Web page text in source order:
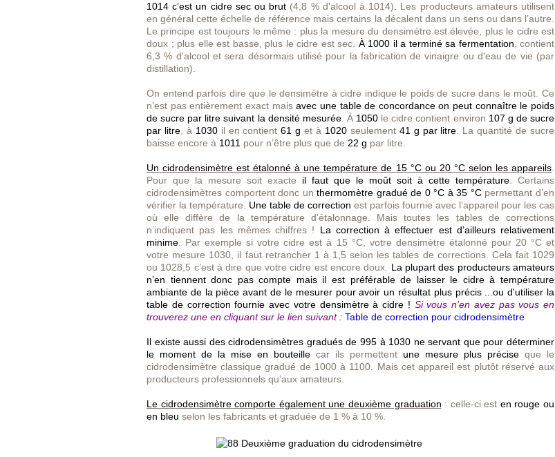
1014 c’est un cidre sec ou brut (4,8 % d'alcool à 1014)
Les producteurs amateurs utilisent
en général cette échelle de référence mais certains la décalent dans un sens ou dans l’autre.
Le principe est toujours le même : plus la mesure du densimètre est élevée, plus le cidre est
doux ; plus elle est basse, plus le cidre est sec. À 1000 il a terminé sa fermentation , contient
6,3 % d'alcool et sera désormais utilisé pour la fabrication de vinaigre ou d'eau de vie (par
distillation).
On entend parfois dire que le densimètre à cidre indique le poids de sucre dans le moût. Ce
n’est pas entièrement exact maisavec une table de concordance on peut connaître le poids
de sucre par litre suivant la densité mesurée. À 1050 le cidre contient environ 107 g de sucre
par litre, à 1030il en contient61 g et à 1020seulement 41 g par litre . La quantité de sucre
baisse encore à 1011 pour n’être plus que de 22 g par litre.
Un cidrodensimètre est étalonné à une température de 15 °C ou 20 °C selon les appareils
Pour que la mesure soit exacte il faut que le moût soit à cette température . Certains
cidrodensimètres comportent donc unthermomètre gradué de 0 °C à 35 °Cpermettant d’en
vérifier la température. Une table de correction est parfois fournie avec l’appareil pour les cas
où elle diffère de la température d’étalonnage. Mais toutes les tables de corrections
n’indiquent pas les mêmes chiffres ! La correction à effectuer est d’ailleurs relativement
minime . Par exemple si votre cidre est à 15 °C, votre densimètre étalonné pour 20 °C et
votre mesure 1030, il faut retrancher 1 à 1,5 selon les tables de corrections. Cela fait 1029
ou 1028,5 c’est à dire que votre cidre est encore doux. La plupart des producteurs amateurs
n’en tiennent donc pas compte mais il est préférable de laisser le cidre à température
ambiante de la pièce avant de le mesurer pour avoir un résultat plus précis ...ou d'utiliser la
table de correction fournie avec votre densimètre à cidre ! Si vous n'en avez pas vous en
trouverez une en cliquant sur le lien suivant : Table de correction pour cidrodensimètre
Il existe aussi des cidrodensimètres gradués de 995 à 1030 ne servant que pour déterminer
le moment de la mise en bouteille car ils permettent une mesure plus précise que le
cidrodensimètre classique gradué de 1000 à 1100. Mais cet appareil est plutôt réservé aux
producteurs professionnels qu’aux amateurs.
Le cidrodensimètre comporte également une deuxième graduation : celle-ci est en rouge ou
en bleu selon les fabricants et graduée de 1 % à 10 %.